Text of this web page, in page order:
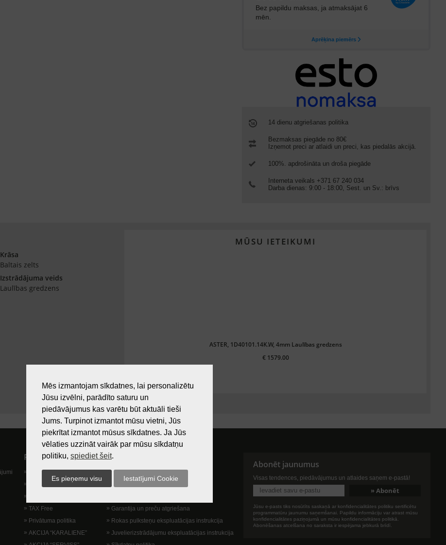
14 dienu atgriešanas politika
Bezmaksas piegāde no 80€
Izņemot preci ar atlaidi un preci, kas piedalās akcijā.
100%. apdrošināta un droša piegāde
Interneta veikals +371 67 240 034
Darba dienas: 9:00 - 18:00, Sest. un Sv.: brīvs
Krāsa
Baltais zelts
Izstrādājuma veids
Laulības gredzens
MŪSU IETEIKUMI
ASTER, 1D40101.14K.W, 4mm Laulības gredzens
€ 1579.00
Pircējam
Preču izsniegšanas vieta
Dāvanu kartes
TAX Free
Privātuma politika
AKCIJA “KARALIENE”
Lietošanas noteikumi
Kā nopirkt?
Lietošanas noteikumi
Garantija un preču atgriešana
Rokas pulksteņu ekspluatācijas instrukcija
Juvelierizstrādājumu ekspluatācijas instrukcija
Abonēt jaunumus
Visas tendences, piedāvājumus un atlaides saņem e-pastā!
Jūsu e-pasts tiks nosūtīts saskaņā ar konfidencialitātes politiku sertificētu
programmatūru jaunumu saņemšanai. Papildu informāciju var atrast mūsu
konfidencialitātes paziņojumā un mūsu konfidencialitātes politikā.
Abonēšanas atcelšana no saraksta ir iespējama jebkurā brīdī.
Mēs izmantojam sīkdatnes, lai personalizētu
Jūsu izvēlni, parādīto saturu un
piedāvājumus kas varētu būt aktuāli tieši
Jums. Turpinot izmantot mūsu vietni, Jūs
piekrītat izmantot mūsus sīkdatnes. Ja Jūs
vēlaties uzzināt vairāk par mūsu sīkdatņu
politiku, spiediet šeit.